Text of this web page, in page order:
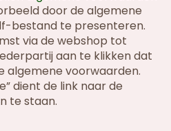
door de algemene
bestand te presenteren.
via de webshop tot
aan te klikken dat
algemene voorwaarden.
dient de link naar de
te staan.